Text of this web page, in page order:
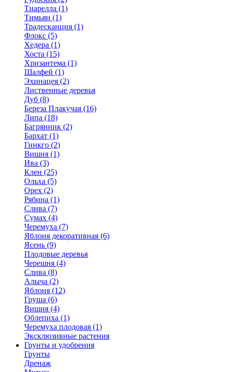
Тиарелла (1)
Тимьян (1)
Традесканция (1)
Флокс (5)
Хедера (1)
Хоста (15)
Хризантема (1)
Шалфей (1)
Эхинацея (2)
Лиственные деревья
Дуб (8)
Береза Плакучая (16)
Липа (18)
Багрянник (2)
Бархат (1)
Гинкго (2)
Вишня (1)
Ива (3)
Клен (25)
Ольха (5)
Орех (2)
Рябина (1)
Слива (7)
Сумах (4)
Черемуха (7)
Яблоня декоративная (6)
Ясень (9)
Плодовые деревья
Черешня (4)
Слива (8)
Алыча (2)
Яблоня (12)
Груша (6)
Вишня (4)
Облепиха (1)
Черемуха плодовая (1)
Эксклюзивные растения
Грунты и удобрения
Грунты
Дренаж